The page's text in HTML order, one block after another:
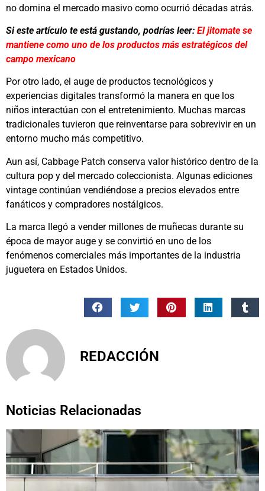
no domina el mercado masivo como ocurrió décadas atrás.
Si este artículo te está gustando, podrías leer: El jitomate se
mantiene como uno de los productos más estratégicos del
campo mexicano
Por otro lado, el auge de productos tecnológicos y
experiencias digitales transformó la manera en que los
niños interactúan con el entretenimiento. Muchas marcas
tradicionales tuvieron que reinventarse para sobrevivir en un
entorno mucho más competitivo.
Aun así, Cabbage Patch conserva valor histórico dentro de la
cultura pop y del mercado coleccionista. Algunas ediciones
vintage continúan vendiéndose a precios elevados entre
fanáticos y compradores nostálgicos.
La marca llegó a vender millones de muñecas durante su
época de mayor auge y se convirtió en uno de los
fenómenos comerciales más importantes de la industria
juguetera en Estados Unidos.
REDACCIÓN
Noticias Relacionadas